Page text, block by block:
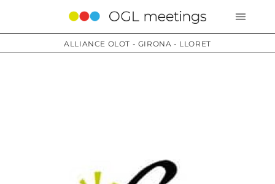
ALLIANCE OLOT - GIRONA - LLORET